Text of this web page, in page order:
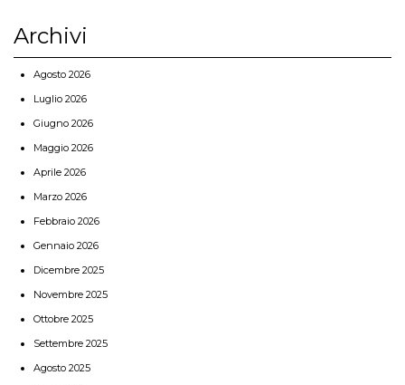
Archivi
Agosto 2026
Luglio 2026
Giugno 2026
Maggio 2026
Aprile 2026
Marzo 2026
Febbraio 2026
Gennaio 2026
Dicembre 2025
Novembre 2025
Ottobre 2025
Settembre 2025
Agosto 2025